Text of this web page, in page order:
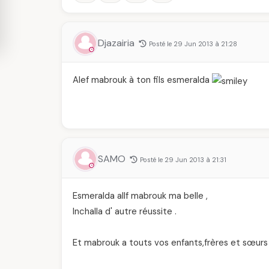
Djazairia Posté le 29 Jun 2013 à 21:28
Alef mabrouk à ton fils esmeralda
SAMO Posté le 29 Jun 2013 à 21:31
Esmeralda allf mabrouk ma belle ,
Inchalla d' autre réussite .
Et mabrouk a touts vos enfants,frères et sœurs